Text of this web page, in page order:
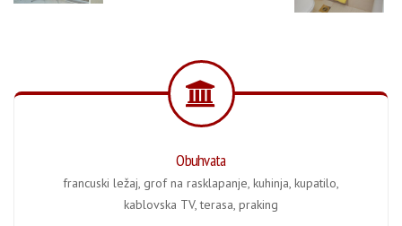
Obuhvata
francuski ležaj, grof na rasklapanje, kuhinja, kupatilo,
kablovska TV, terasa, praking